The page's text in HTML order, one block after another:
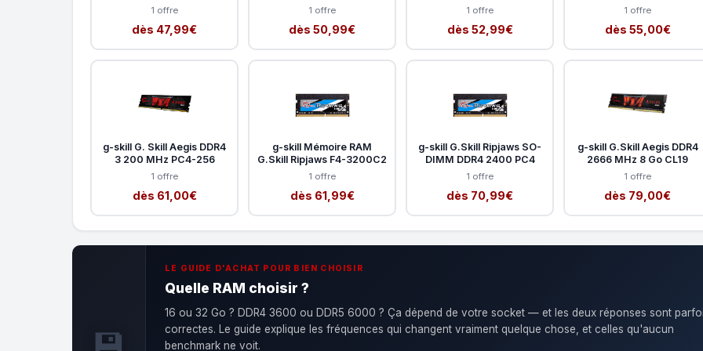
1 offre
dès 47,99€
1 offre
dès 50,99€
1 offre
dès 52,99€
1 offre
dès 55,00€
g-skill G. Skill Aegis DDR4
3 200 MHz PC4-256
1 offre
dès 61,00€
g-skill Mémoire RAM
G.Skill Ripjaws F4-3200C2
1 offre
dès 61,99€
g-skill G.Skill Ripjaws SO-
DIMM DDR4 2400 PC4
1 offre
dès 70,99€
g-skill G.Skill Aegis DDR4
2666 MHz 8 Go CL19
1 offre
dès 79,00€
LE GUIDE D'ACHAT POUR BIEN CHOISIR
Quelle RAM choisir ?
16 ou 32 Go ? DDR4 3600 ou DDR5 6000 ? Ça dépend de votre socket — et les deux réponses sont
correctes. Le guide explique les fréquences qui changent vraiment quelque chose, et celles qu'aucun
benchmark ne voit.